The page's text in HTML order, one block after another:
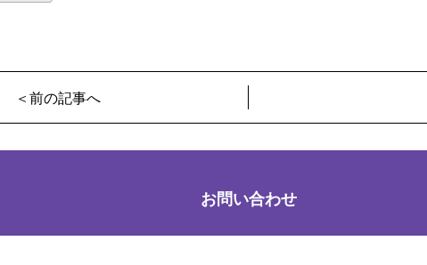
＜前の記事へ
お問い合わせ